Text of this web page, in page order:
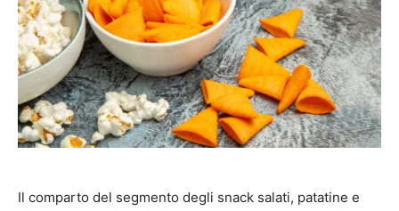
Il comparto del segmento degli snack salati, patatine e